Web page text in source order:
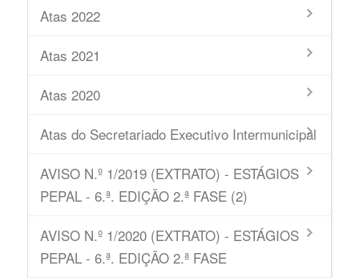
Atas 2022
Atas 2021
Atas 2020
Atas do Secretariado Executivo Intermunicipal
AVISO N.º 1/2019 (EXTRATO) - ESTÁGIOS
PEPAL - 6.ª. EDIÇÃO 2.ª FASE (2)
AVISO N.º 1/2020 (EXTRATO) - ESTÁGIOS
PEPAL - 6.ª. EDIÇÃO 2.ª FASE